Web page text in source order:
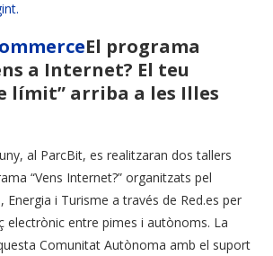
El programa
a Internet? El teu
límit” arriba a les Illes
al ParcBit, es realitzaran dos tallers
“Vens Internet?” organitzats pel
Energia i Turisme a través de Red.es per
electrònic entre pimes i autònoms. La
Comunitat Autònoma amb el suport